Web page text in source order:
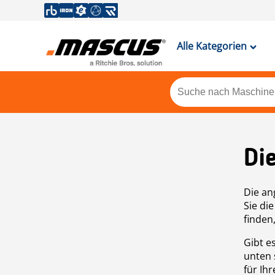
Alle Kategorien
Die
Sie
Gibt
unten
für